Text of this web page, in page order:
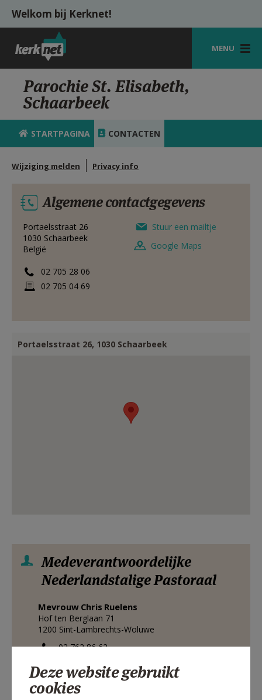
Overslaan en naar de inhoud gaan
Welkom bij Kerknet!
MENU
STARTPAGINA
KERK
VIERINGEN
HULP
MIJN PAROCHIE
AANMELDEN OF REGISTREREN
Parochie St. Elisabeth,
Schaarbeek
STARTPAGINA CONTACTEN
Wijziging melden Privacy info
Algemene contactgegevens
Portaelsstraat 26
1030 Schaarbeek
België
02 705 28 06
02 705 04 69
Stuur een mailtje
Google Maps
Portaelsstraat 26, 1030 Schaarbeek
Medeverantwoordelijke
Nederlandstalige Pastoraal
Mevrouw Chris Ruelens
Hof ten Berglaan 71
1200 Sint-Lambrechts-Woluwe
02 762 86 62
Stuur een mailtje
Google Maps
Deze website gebruikt
cookies